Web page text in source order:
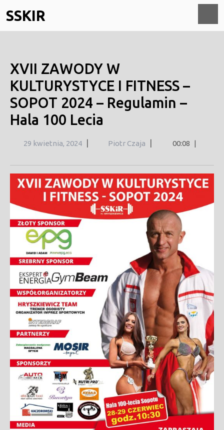
to
content
SSKIR
XVII ZAWODY W
KULTURYSTYCE I FITNESS –
SOPOT 2024 – Regulamin –
Hala 100 Lecia
29 kwietnia, 202429
2024
Piotr Czaja 00:08 |